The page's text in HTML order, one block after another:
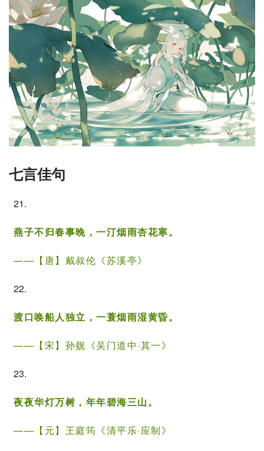
七言佳句
21.
燕子不归春事晚，一汀烟雨杏花寒。
——【唐】 戴叔伦 《苏溪亭》
22.
渡口唤船人独立，一蓑烟雨湿黄昏。
——【宋】 孙觌 《吴门道中·其一》
23.
夜夜华灯万树，年年碧海三山。
——【元】 王庭筠 《清平乐·应制》